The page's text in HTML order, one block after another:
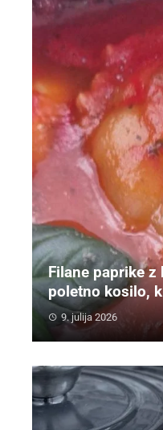
Filane paprike
poletno kosilo,
9. julija 2026